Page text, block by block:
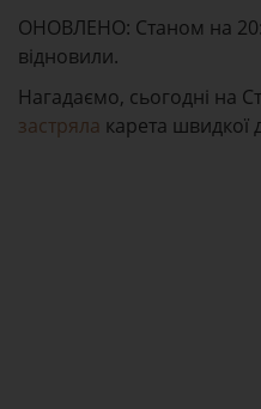
ОНОВЛЕНО: Станом на
відновили.
Нагадаємо, сьогодні на
застряла карета швидкої